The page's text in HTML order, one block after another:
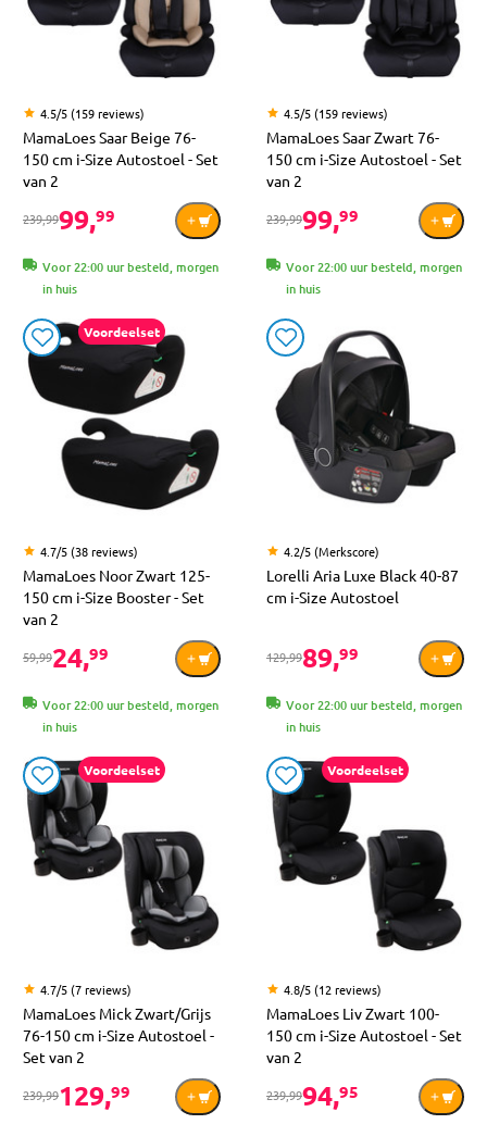
4.5/5 (159 reviews)
MamaLoes Saar Beige 76-
150 cm i-Size Autostoel - Set
van 2
239,9999,99
Voor 22:00 uur besteld, morgen
in huis
4.5/5 (159 reviews)
MamaLoes Saar Zwart 76-
150 cm i-Size Autostoel - Set
van 2
239,9999,99
Voor 22:00 uur besteld, morgen
in huis
Voordeelset
4.7/5 (38 reviews)
MamaLoes Noor Zwart 125-
150 cm i-Size Booster - Set
van 2
59,9924,99
Voor 22:00 uur besteld, morgen
in huis
4.2/5 (Merkscore)
Lorelli Aria Luxe Black 40-87
cm i-Size Autostoel
129,9989,99
Voor 22:00 uur besteld, morgen
in huis
Voordeelset
4.7/5 (7 reviews)
MamaLoes Mick Zwart/Grijs
76-150 cm i-Size Autostoel -
Set van 2
239,99129,99
Voordeelset
4.8/5 (12 reviews)
MamaLoes Liv Zwart 100-
150 cm i-Size Autostoel - Set
van 2
239,9994,95